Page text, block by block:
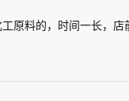
原料的，时间一长，